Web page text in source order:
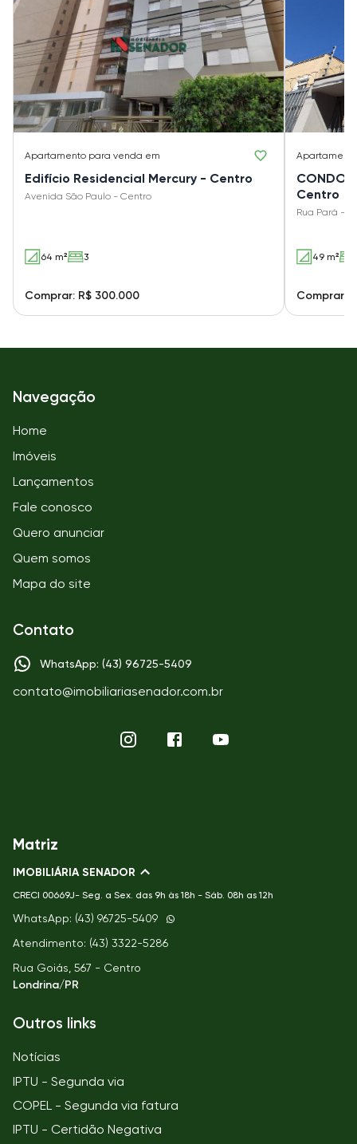
Apartamento para venda em
Edifício Residencial Mercury - Centro
Avenida São Paulo - Centro
64 m² 3
Comprar: R$ 300.000
Centro
Rua Pará -
49 m²
Comprar:
Navegação
Home
Imóveis
Lançamentos
Fale conosco
Quero anunciar
Quem somos
Mapa do site
Contato
WhatsApp: (43) 96725-5409
contato@imobiliariasenador.com.br
Matriz
IMOBILIÁRIA SENADOR
CRECI 00669J- Seg. a Sex. das 9h às 18h - Sáb. 08h as 12h
WhatsApp: (43) 96725-5409
Atendimento: (43) 3322-5286
Rua Goiás, 567 - Centro
Londrina/PR
Outros links
Notícias
IPTU - Segunda via
COPEL - Segunda via fatura
IPTU - Certidão Negativa